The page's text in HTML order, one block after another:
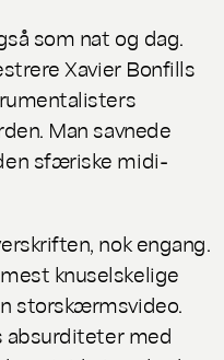
som nat og dag.
Xavier Bonfills
Man savnede
sfæriske midi-
nok engang.
knuselskelige
storskærmsvideo.
absurditeter med